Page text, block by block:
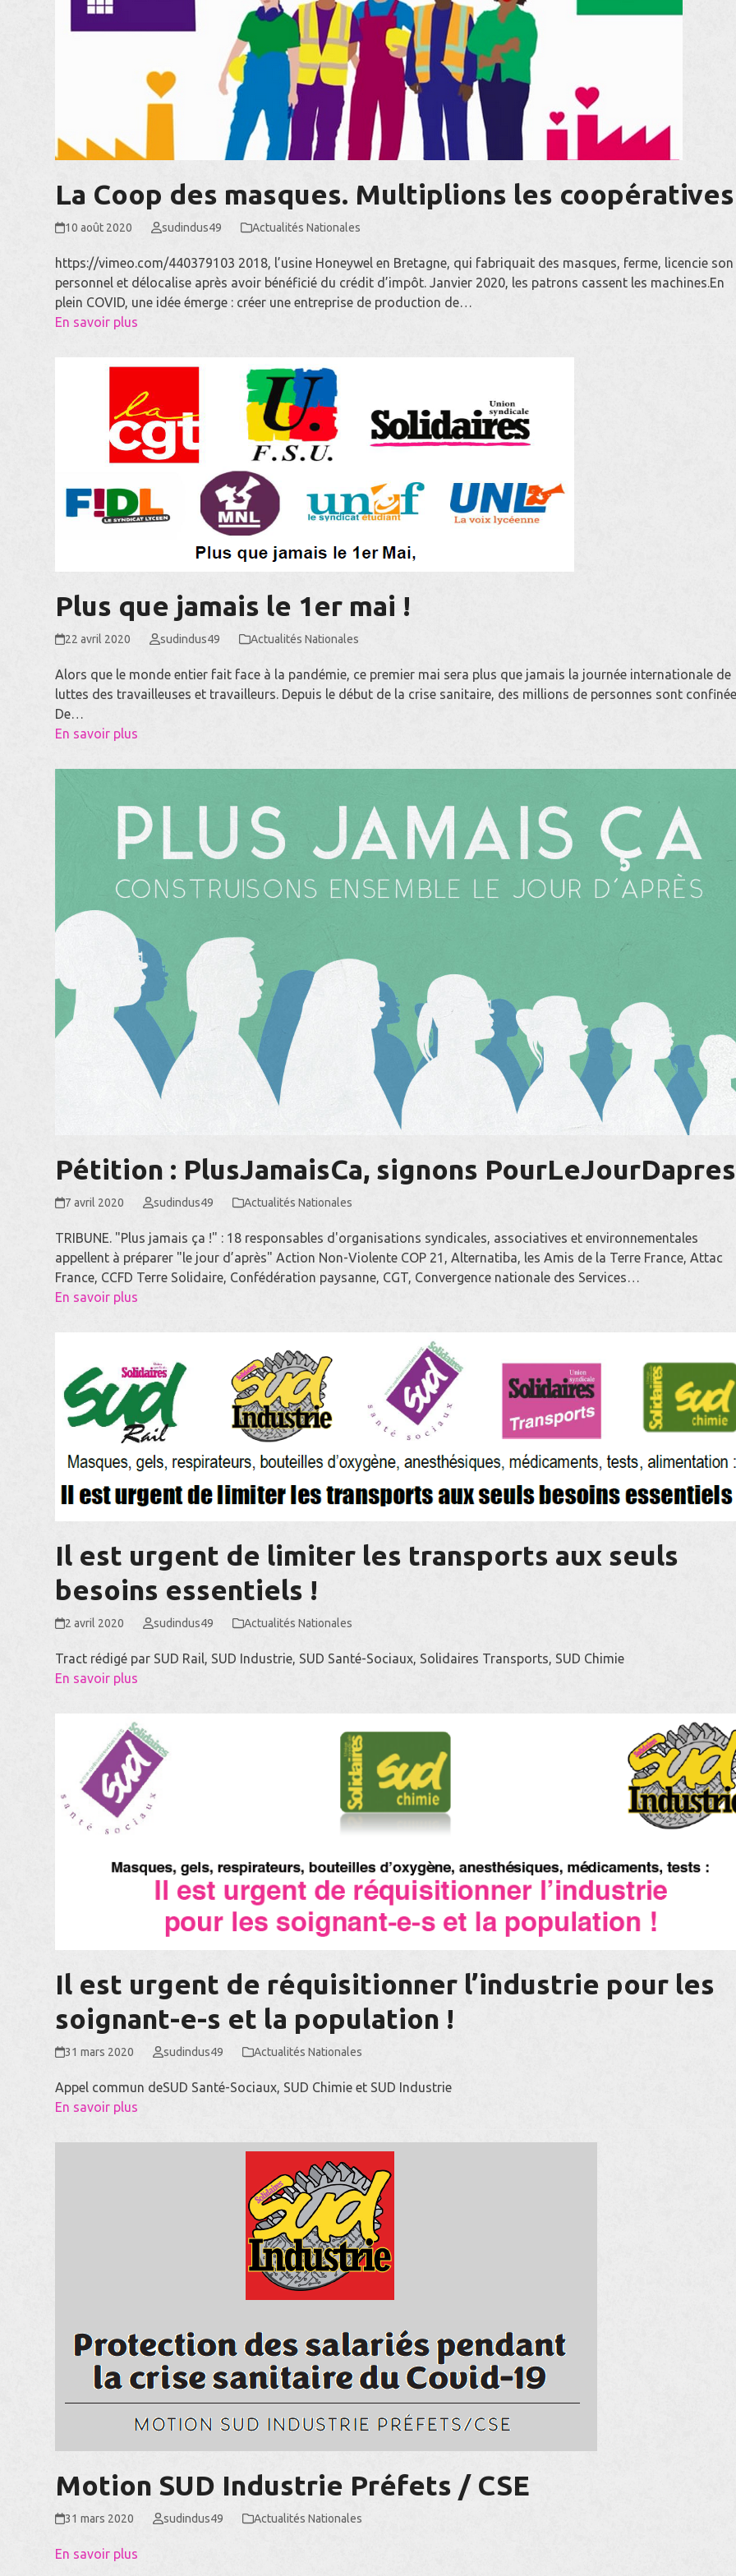
La Coop des masques. Multiplions les
10 août 2020 sudindus49 Actualités Nationales
https://vimeo.com/440379103 2018, l’usine Honeywel en Bretagne, qui fabriquait des masques, ferme, licencie son
personnel et délocalise après avoir bénéficié du crédit d’impôt. Janvier 2020, les patrons cassent les machines.En
plein COVID, une idée émerge : créer une entreprise de production de…
En savoir plus
Plus que jamais le 1er mai !
22 avril 2020 sudindus49 Actualités Nationales
Alors que le monde entier fait face à la pandémie, ce premier mai sera plus que jamais la journée internationale de
luttes des travailleuses et travailleurs. Depuis le début de la crise sanitaire, des millions de personnes sont
De…
En savoir plus
Pétition : PlusJamaisCa, signons PourLeJourDapres
7 avril 2020 sudindus49 Actualités Nationales
TRIBUNE. "Plus jamais ça !" : 18 responsables d'organisations syndicales, associatives et environnementales
appellent à préparer "le jour d’après" Action Non-Violente COP 21, Alternatiba, les Amis de la Terre France, Attac
France, CCFD Terre Solidaire, Confédération paysanne, CGT, Convergence nationale des Services…
En savoir plus
Il est urgent de limiter les transports aux seuls
besoins essentiels !
2 avril 2020 sudindus49 Actualités Nationales
Tract rédigé par SUD Rail, SUD Industrie, SUD Santé-Sociaux, Solidaires Transports, SUD Chimie
En savoir plus
Il est urgent de réquisitionner l’industrie pour les
soignant-e-s et la population !
31 mars 2020 sudindus49 Actualités Nationales
Appel commun deSUD Santé-Sociaux, SUD Chimie et SUD Industrie
En savoir plus
Motion SUD Industrie Préfets / CSE
31 mars 2020 sudindus49 Actualités Nationales
En savoir plus